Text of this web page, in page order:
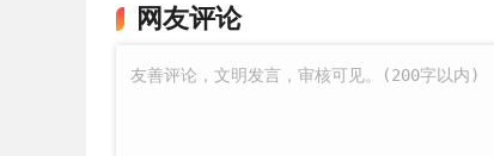
碰上了隐藏于D级地下城中，超高难度的
最后... 面临死亡之际，他获得了特殊能力
网友评论